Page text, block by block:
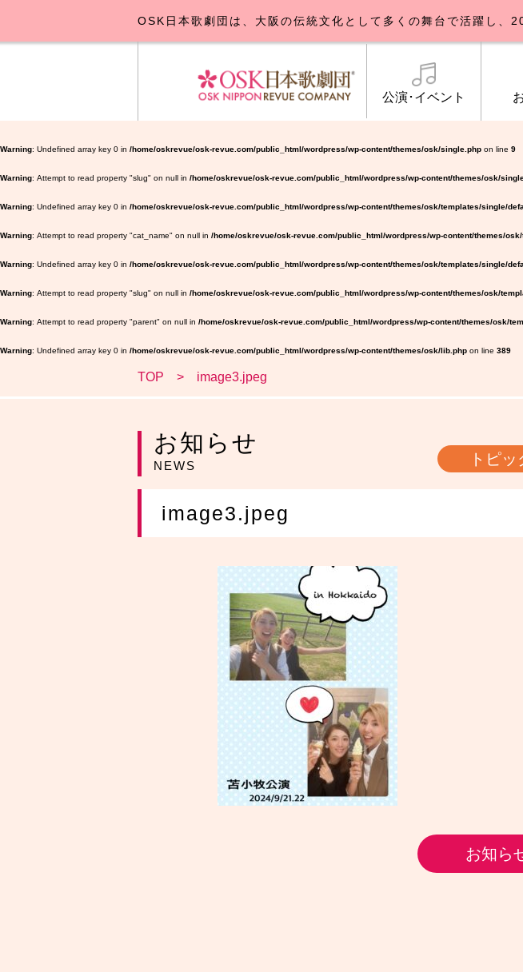
Warning : Undefined array key 0 in /home/oskrevue/osk-revue.com/public_html/wordpress/wp-content/themes/osk/single.php on line 9
Warning : Attempt to read property "slug" on null in /home/oskrevue/osk-revue.com/public_html/wordpress/wp-content/themes/osk/
Warning : Undefined array key 0 in /home/oskrevue/osk-revue.com/public_html/wordpress/wp-content/themes/osk/templates/single/
Warning : Attempt to read property "cat_name" on null in /home/oskrevue/osk-revue.com/public_html/wordpress/wp-content/themes/
Warning : Undefined array key 0 in /home/oskrevue/osk-revue.com/public_html/wordpress/wp-content/themes/osk/templates/single/
Warning : Attempt to read property "slug" on null in /home/oskrevue/osk-revue.com/public_html/wordpress/wp-content/themes/osk/
Warning : Attempt to read property "parent" on null in /home/oskrevue/osk-revue.com/public_html/wordpress/wp-content/themes/osk/
Warning : Undefined array key 0 in /home/oskrevue/osk-revue.com/public_html/wordpress/wp-content/themes/osk/lib.php on line 389
OSK日本歌劇団は、大阪の伝統文化として多くの舞台で活躍し、
公演･イベント
公演･イベント ブルックリン
お知らせ一覧 トピックス
公式グッズ販売
OSK日本歌劇団について 研修生募
TOP image3.jpeg
お知らせ
NEWS トピッ
image3.jpeg
お知ら